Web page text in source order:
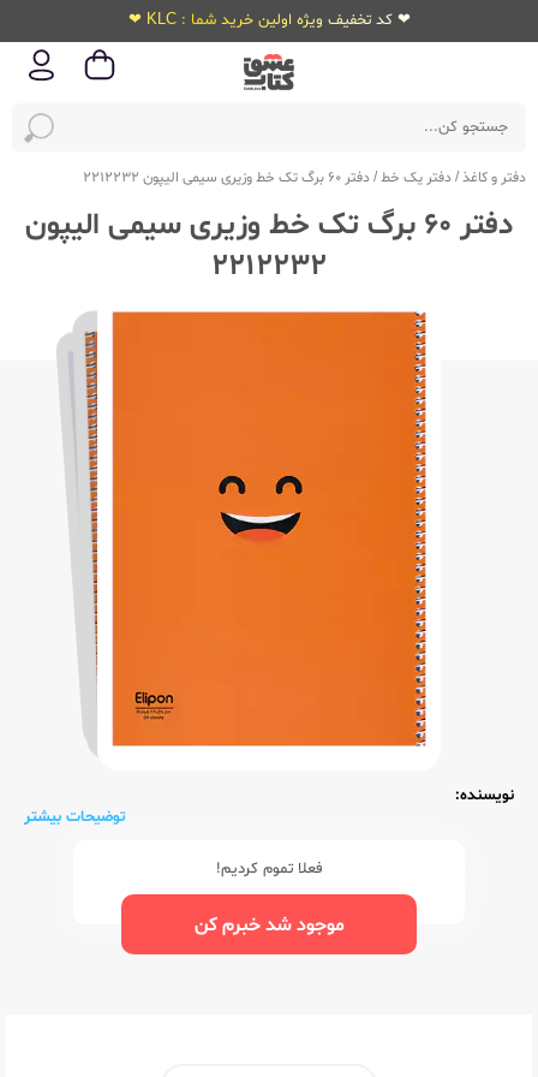
❤ کد تخفیف ویژه اولین خرید شما : KLC ❤
دفتر و کاغذ/دفتر یک خط/دفتر 60 برگ تک خط وزیری سیمی الیپون 2212232
دفتر 60 برگ تک خط وزیری سیمی الیپون
2212232
نویسنده:
توضیحات بیشتر
فعلا تموم کردیم!
موجود شد خبرم کن